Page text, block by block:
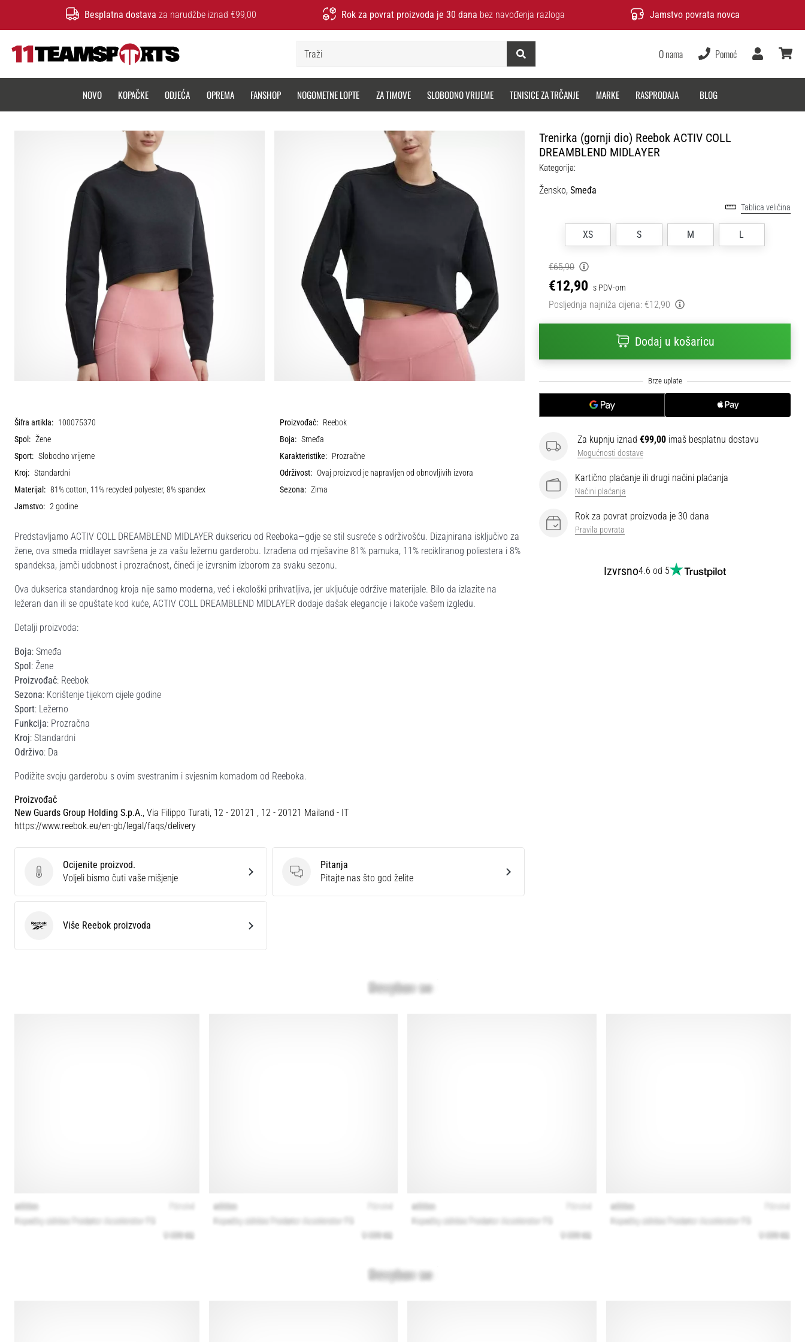
Besplatna dostava za narudžbe iznad €99,00 Rok za povrat proizvoda je 30 dana bez navođenja razloga Jamstvo povrata novca
O nama Pomoć
Korisnik
NOVO KOPAČKE ODJEĆA OPREMA FANSHOP NOGOMETNE LOPTE ZA TIMOVE SLOBODNO VRIJEME TENISICE ZA TRČANJE MARKE RASPRODAJA BLOG
Trenirka (gornji dio) Reebok ACTIV COLL
DREAMBLEND MIDLAYER
Kategorija:
Žensko, Smeđa
Tablica veličina
XS S M L
€65,90
€12,90 s PDV-om
Posljednja najniža cijena: €12,90
Dodaj u košaricu
Za kupnju iznad €99,00 imaš besplatnu dostavu
Mogućnosti dostave
Kartično plaćanje ili drugi načini plaćanja
Načini plaćanja
Rok za povrat proizvoda je 30 dana
Pravila povrata
Izvrsno4.6 od 5
Šifra artikla: 100075370 Proizvođač: Reebok
Spol: Žene Boja: Smeđa
Sport: Slobodno vrijeme Karakteristike: Prozračne
Kroj: Standardni Održivost: Ovaj proizvod je napravljen od obnovljivih izvora
Materijal: 81% cotton, 11% recycled polyester, 8% spandex Sezona: Zima
Jamstvo: 2 godine
Predstavljamo ACTIV COLL DREAMBLEND MIDLAYER duksericu od Reeboka—gdje se stil susreće s održivošću. Dizajnirana isključivo za
žene, ova smeđa midlayer savršena je za vašu ležernu garderobu. Izrađena od mješavine 81% pamuka, 11% recikliranog poliestera i 8%
spandeksa, jamči udobnost i prozračnost, čineći je izvrsnim izborom za svaku sezonu.
Ova dukserica standardnog kroja nije samo moderna, već i ekološki prihvatljiva, jer uključuje održive materijale. Bilo da izlazite na
ležeran dan ili se opuštate kod kuće, ACTIV COLL DREAMBLEND MIDLAYER dodaje dašak elegancije i lakoće vašem izgledu.
Detalji proizvoda:
Boja: Smeđa
Spol: Žene
Proizvođač: Reebok
Sezona: Korištenje tijekom cijele godine
Sport: Ležerno
Funkcija: Prozračna
Kroj: Standardni
Održivo: Da
Podižite svoju garderobu s ovim svestranim i svjesnim komadom od Reeboka.
Proizvođač
New Guards Group Holding S.p.A., Via Filippo Turati, 12 - 20121 , 12 - 20121 Mailand - IT
https://www.reebok.eu/en-gb/legal/faqs/delivery
Ocijenite proizvod.
Ocijenite proizvod.
Voljeli bismo čuti vaše mišjenje
Pitanja
Pitanja
Pitajte nas što god želite
ReebokViše Reebok proizvoda